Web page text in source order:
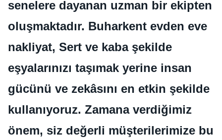
senelere dayanan uzman bir ekipten
oluşmaktadır. Buharkent evden eve
nakliyat, Sert ve kaba şekilde
eşyalarınızı taşımak yerine insan
gücünü ve zekâsını en etkin şekilde
kullanıyoruz. Zamana verdiğimiz
önem, siz değerli müşterilerimize bu